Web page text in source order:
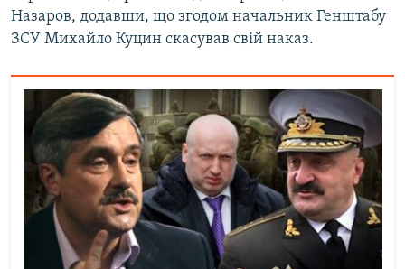
Назаров, додавши, що згодом начальник Генштабу
ЗСУ Михайло Куцин скасував свій наказ.